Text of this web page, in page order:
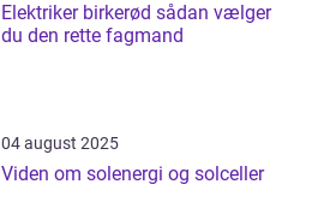
Elektriker birkerød sådan vælger
du den rette fagmand
04 august 2025
Viden om solenergi og solceller